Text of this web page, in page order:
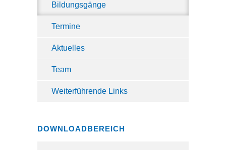
Bildungsgänge
Termine
Aktuelles
Team
Weiterführende Links
DOWNLOADBEREICH